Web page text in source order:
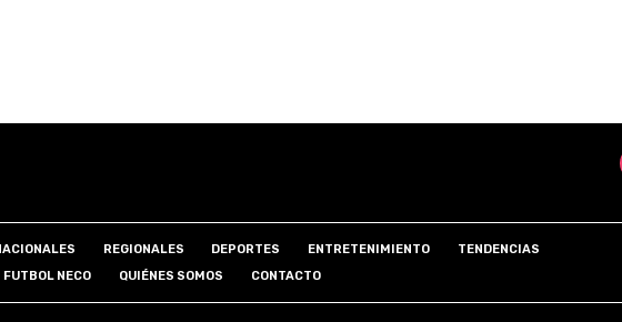
REGIONALES DEPORTES ENTRETENIMIENTO
TENDENCIAS
FUTBOL NECO
QUIÉNES SOMOS CONTACTO